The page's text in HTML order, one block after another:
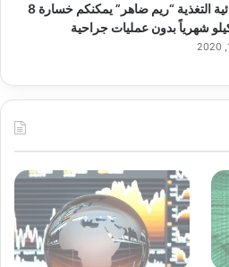
مع أخصائية التغذية “ريم ضاهر” يمكنكم خسارة 8